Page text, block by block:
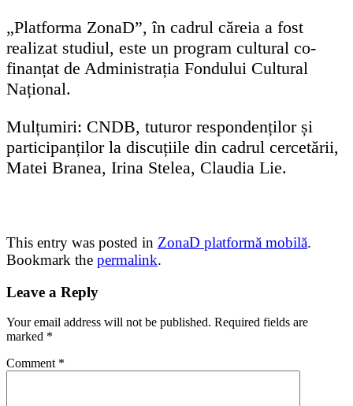
„Platforma ZonaD”, în cadrul căreia a fost
realizat studiul, este un program cultural co-
finanțat de Administrația Fondului Cultural
Național.
Mulțumiri: CNDB, tuturor respondenților și
participanților la discuțiile din cadrul cercetării,
Matei Branea, Irina Stelea, Claudia Lie.
This entry was posted in ZonaD platformă mobilă.
Bookmark the permalink.
Leave a Reply
Your email address will not be published. Required fields are
marked *
Comment *